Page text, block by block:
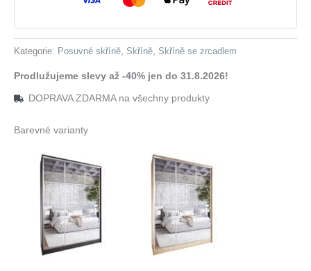
150
bílá
množství
Kategorie: Posuvné skříně, Skříně, Skříně se zrcadlem
Prodlužujeme slevy až -40% jen do 31.8.2026!
DOPRAVA ZDARMA na všechny produkty
Barevné varianty